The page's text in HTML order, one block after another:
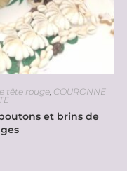
tête rouge, COURONNE
et brins de